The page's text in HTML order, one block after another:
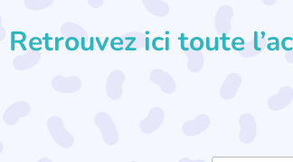
Retrouvez ici toute